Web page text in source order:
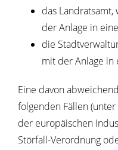
das
der Anlage in
die
mit der Anlage in
Eine davon
folgenden Fällen
der europäischen
Störfall-Verordnung